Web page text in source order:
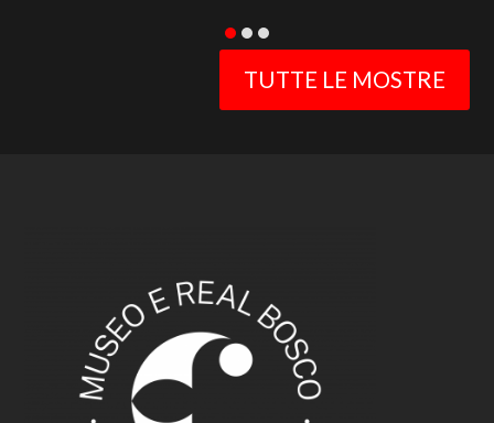
TUTTE LE MOSTRE